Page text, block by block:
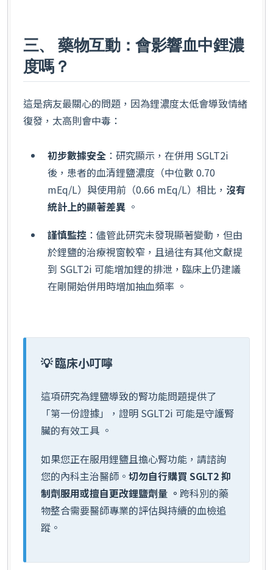
三、 藥物互動：會影響血中鋰濃
度嗎？
這是病友最關心的問題，因為鋰濃度太低會導致情緒
復發，太高則會中毒：
初步數據安全 ：研究顯示，在併用 SGLT2i
後，患者的血清鋰鹽濃度（中位數 0.70
mEq/L）與使用前（0.66 mEq/L）相比， 沒有
統計上的顯著差異 。
謹慎監控 ：儘管此研究未發現顯著變動，但由
於鋰鹽的治療視窗較窄，且過往有其他文獻提
到 SGLT2i 可能增加鋰的排泄，臨床上仍建議
在剛開始併用時增加抽血頻率 。
💡 臨床小叮嚀
這項研究為鋰鹽導致的腎功能問題提供了
「第一份證據」，證明 SGLT2i 可能是守護腎
臟的有效工具 。
如果您正在服用鋰鹽且擔心腎功能，請諮詢
您的內科主治醫師。 切勿自行購買 SGLT2 抑
制劑服用或擅自更改鋰鹽劑量 。 跨科別的藥
物整合需要醫師專業的評估與持續的血檢追
蹤。